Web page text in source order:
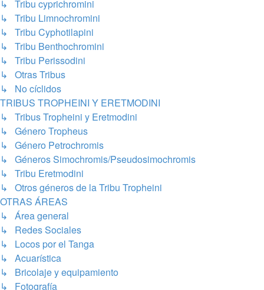
↳ Tribu cyprichromini
↳ Tribu Limnochromini
↳ Tribu Cyphotilapini
↳ Tribu Benthochromini
↳ Tribu Perissodini
↳ Otras Tribus
↳ No cíclidos
TRIBUS TROPHEINI Y ERETMODINI
↳ Tribus Tropheini y Eretmodini
↳ Género Tropheus
↳ Género Petrochromis
↳ Géneros Simochromis/Pseudosimochromis
↳ Tribu Eretmodini
↳ Otros géneros de la Tribu Tropheini
OTRAS ÁREAS
↳ Área general
↳ Redes Sociales
↳ Locos por el Tanga
↳ Acuarística
↳ Bricolaje y equipamiento
↳ Fotografía